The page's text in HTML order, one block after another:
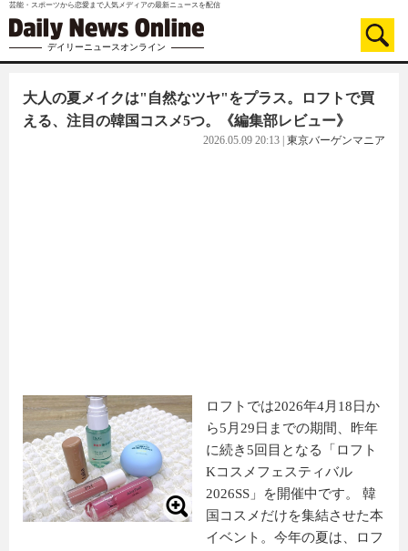
芸能・スポーツから恋愛まで人気メディアの最新ニュースを配信
デイリーニュースオンライン
大人の夏メイクは"自然なツヤ"をプラス。ロフトで買
える、注目の韓国コスメ5つ。《編集部レビュー》
2026.05.09 20:13 東京バーゲンマニア
ロフトでは2026年4月18日か
ら5月29日までの期間、昨年
に続き5回目となる「ロフト
Kコスメフェスティバル
2026SS」を開催中です。 韓
国コスメだけを集結させた本
イベント。今年の夏は、ロフ